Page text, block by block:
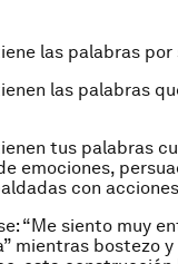
las palabras por
las palabras
tus palabras
emociones,
con
“Me siento muy
mientras bostezo